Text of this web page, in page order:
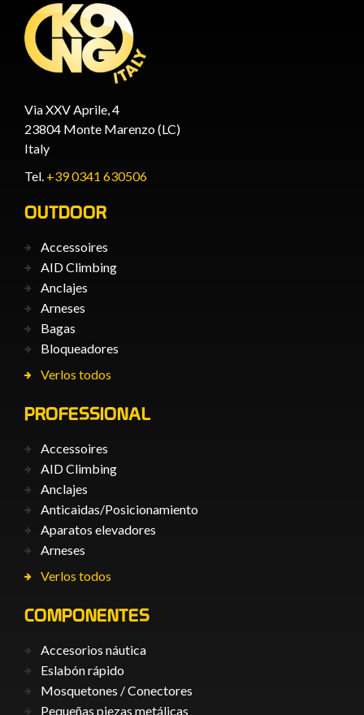
Via XXV Aprile, 4
23804 Monte Marenzo (LC)
Italy
Tel. +39 0341 630506
OUTDOOR
Accessoires
AID Climbing
Anclajes
Arneses
Bagas
Bloqueadores
Verlos todos
PROFESSIONAL
Accessoires
AID Climbing
Anclajes
Anticaìdas/Posicionamiento
Aparatos elevadores
Arneses
Verlos todos
COMPONENTES
Accesorios náutica
Eslabón rápido
Mosquetones / Conectores
Pequeñas piezas metálicas